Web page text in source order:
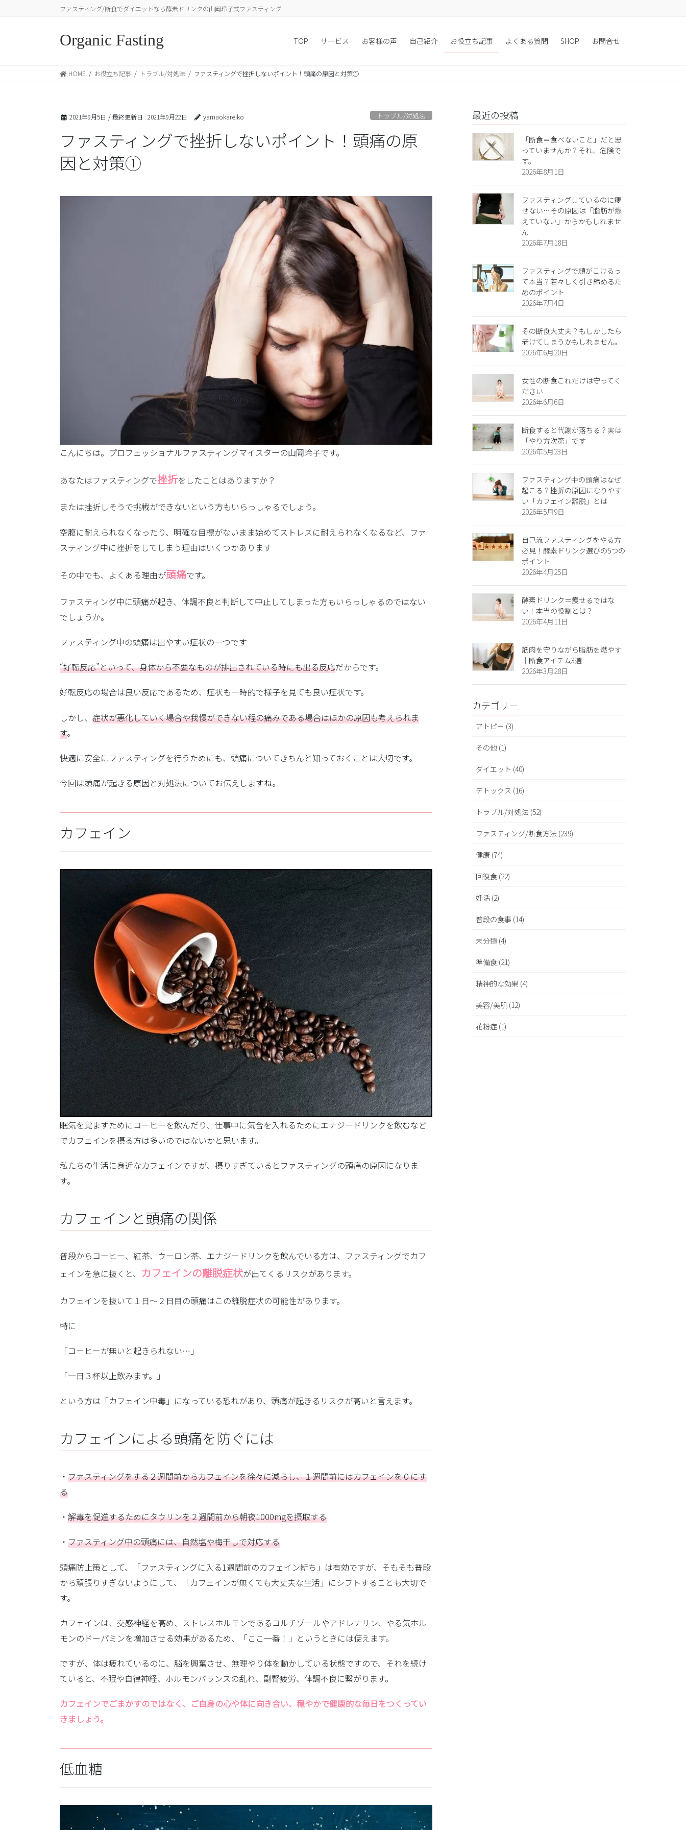
ファスティング/断食でダイエットなら酵素ドリンクの山岡玲子式ファスティング
Organic Fasting TOP サービス お客様の声 自己紹介 お役立ち記事 よくある質問 SHOP お問合せ
HOME お役立ち記事 トラブル/対処法 ファスティングで挫折しないポイント！頭痛の原因と対策①
2021年9月5日 / 最終更新日 : 2021年9月22日 yamaokareiko トラブル/対処法
ファスティングで挫折しないポイント！頭痛の原
因と対策①
こんにちは。プロフェッショナルファスティングマイスターの山岡玲子です。
あなたはファスティングで挫折をしたことはありますか？
または挫折しそうで挑戦ができないという方もいらっしゃるでしょう。
空腹に耐えられなくなったり、明確な目標がないまま始めてストレスに耐えられなくなるなど、ファ
スティング中に挫折をしてしまう理由はいくつかあります
その中でも、よくある理由が頭痛です。
ファスティング中に頭痛が起き、体調不良と判断して中止してしまった方もいらっしゃるのではない
でしょうか。
ファスティング中の頭痛は出やすい症状の一つです
“好転反応”といって、身体から不要なものが排出されている時にも出る反応だからです。
好転反応の場合は良い反応であるため、症状も一時的で様子を見ても良い症状です。
しかし、 症状が悪化していく場合や我慢ができない程の痛みである場合はほかの原因も考えられま
す。
快適に安全にファスティングを行うためにも、頭痛についてきちんと知っておくことは大切です。
今回は頭痛が起きる原因と対処法についてお伝えしますね。
カフェイン
眠気を覚ますためにコーヒーを飲んだり、仕事中に気合を入れるためにエナジードリンクを飲むなど
でカフェインを摂る方は多いのではないかと思います。
私たちの生活に身近なカフェインですが、摂りすぎているとファスティングの頭痛の原因になりま
す。
カフェインと頭痛の関係
普段からコーヒー、紅茶、ウーロン茶、エナジードリンクを飲んでいる方は、ファスティングでカフ
ェインを急に抜くと、 カフェインの離脱症状が出てくるリスクがあります。
カフェインを抜いて１日～２日目の頭痛はこの離脱症状の可能性があります。
特に
「コーヒーが無いと起きられない…」
「一日３杯以上飲みます。」
という方は「カフェイン中毒」になっている恐れがあり、頭痛が起きるリスクが高いと言えます。
カフェインによる頭痛を防ぐには
・ ファスティングをする２週間前からカフェインを徐々に減らし、１週間前にはカフェインを０にす
る
・ 解毒を促進するためにタウリンを２週間前から朝夜1000mgを摂取する
・ ファスティング中の頭痛には、自然塩や梅干しで対応する
頭痛防止策として、「ファスティングに入る1週間前のカフェイン断ち」は有効ですが、そもそも普段
から頑張りすぎないようにして、「カフェインが無くても大丈夫な生活」にシフトすることも大切で
す。
カフェインは、交感神経を高め、ストレスホルモンであるコルチゾールやアドレナリン、やる気ホル
モンのドーパミンを増加させる効果があるため、
「ここ一番！」というときには使えます。
ですが、体は疲れているのに、脳を興奮させ、無理やり体を動かしている状態ですので、それを続け
ていると、不眠や自律神経、ホルモンバランスの乱れ、副腎疲労、体調不良に繋がります。
カフェインでごまかすのではなく、ご自身の心や体に向き合い、穏やかで健康的な毎日をつくってい
きましょう。
低血糖
最近の投稿
「断食＝食べないこと」だと思
っていませんか？それ、危険で
す。
2026年8月1日
ファスティングしているのに痩
せない…その原因は「脂肪が燃
えていない」からかもしれませ
ん
2026年7月18日
ファスティングで顔がこけるっ
て本当？若々しく引き締めるた
めのポイント
2026年7月4日
その断食大丈夫？もしかしたら
老けてしまうかもしれません。
2026年6月20日
女性の断食これだけは守ってく
ださい
2026年6月6日
断食すると代謝が落ちる？実は
「やり方次第」です
2026年5月23日
ファスティング中の頭痛はなぜ
起こる？挫折の原因になりやす
い「カフェイン離脱」とは
2026年5月9日
自己流ファスティングをやる方
必見！酵素ドリンク選びの5つの
ポイント
2026年4月25日
酵素ドリンク＝痩せるではな
い！本当の役割とは？
2026年4月11日
筋肉を守りながら脂肪を燃やす
｜断食アイテム3選
2026年3月28日
カテゴリー
アトピー (3)
その他 (1)
ダイエット (40)
デトックス (16)
トラブル/対処法 (52)
ファスティング/断食方法 (239)
健康 (74)
回復食 (22)
妊活 (2)
普段の食事 (14)
未分類 (4)
準備食 (21)
精神的な効果 (4)
美容/美肌 (12)
花粉症 (1)